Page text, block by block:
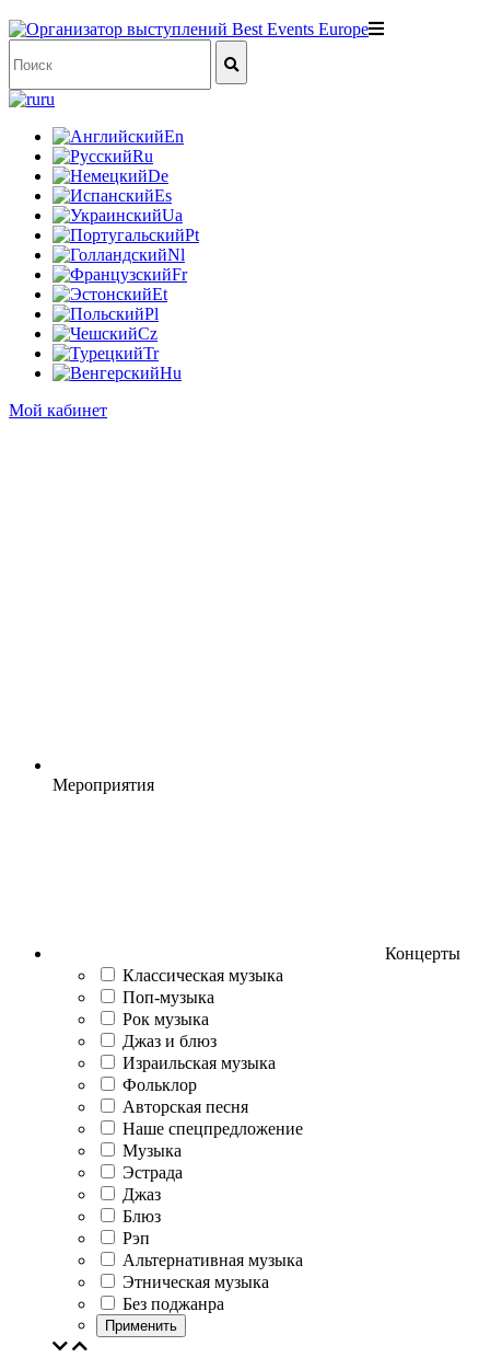
ru
En
Ru
De
Es
Ua
Pt
Nl
Fr
Et
Pl
Cz
Tr
Hu
Мой кабинет
Мероприятия
Концерты
Классическая музыка
Поп-музыка
Рок музыка
Джаз и блюз
Израильская музыка
Фольклор
Авторская песня
Наше спецпредложение
Музыка
Эстрада
Джаз
Блюз
Рэп
Альтернативная музыка
Этническая музыка
Без поджанра
Применить